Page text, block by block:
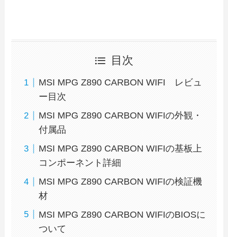
目次
MSI MPG Z890 CARBON WIFI レビュ
ー目次
MSI MPG Z890 CARBON WIFIの外観・
付属品
MSI MPG Z890 CARBON WIFIの基板上
コンポーネント詳細
MSI MPG Z890 CARBON WIFIの検証機
材
MSI MPG Z890 CARBON WIFIのBIOSに
ついて